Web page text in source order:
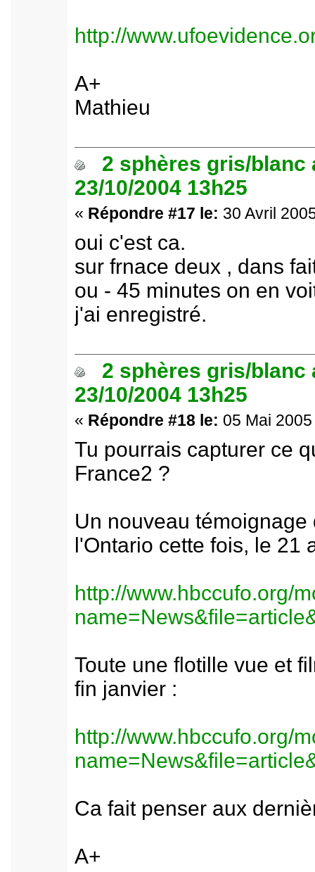
http://
A+
Mathieu
2 sphères gris/blanc
23/10/2004 13h25
« Répondre #17 le: 30 Avril
oui c'est ca.
sur frnace deux , dans
ou - 45 minutes on en
j'ai enregistré.
2 sphères gris/blanc
23/10/2004 13h25
« Répondre #18 le: 05 Mai
Tu pourrais capturer ce
France2 ?
Un nouveau
l'Ontario cette fois, le 21
http://www.hbccufo.org/
Toute une flotille vue et
fin janvier :
http://www.hbccufo.org/
Ca fait penser aux
A+